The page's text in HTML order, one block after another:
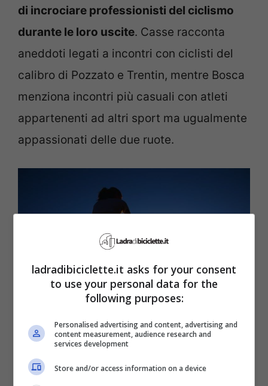
di incrociare professionisti del ciclismo
durante le loro uscite. Casse racconta
aneddoti legati a incontri con ciclisti del
calibro di Pozzato e Trentin, mentre Bosca
menziona incontri più casuali con atleti
appartenenti ad altri sport ma ugualmente
appassionati delle due ruote.
ladradibiciclette.it asks for your consent
to use your personal data for the
following purposes:
Personalised advertising and content, advertising and
content measurement, audience research and
services development
Store and/or access information on a device